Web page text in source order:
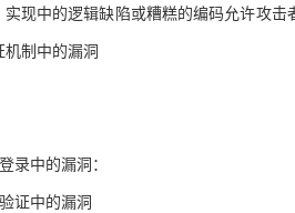
现中的逻辑缺陷或糟糕的编码允许攻击
制中的漏洞
录中的漏洞：
证中的漏洞